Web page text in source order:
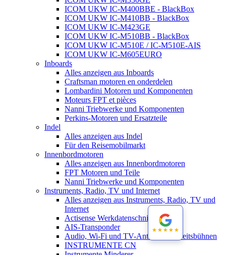
ICOM UKW IC-M400BBE - BlackBox
ICOM UKW IC-M410BB - BlackBox
ICOM UKW IC-M423GE
ICOM UKW IC-M510BB - BlackBox
ICOM UKW IC-M510E / IC-M510E-AIS
ICOM UKW IC-M605EURO
Inboards
Alles anzeigen aus Inboards
Craftsman motoren en onderdelen
Lombardini Motoren und Komponenten
Moteurs FPT et pièces
Nanni Triebwerke und Komponenten
Perkins-Motoren und Ersatzteile
Indel
Alles anzeigen aus Indel
Für den Reisemobilmarkt
Innenbordmotoren
Alles anzeigen aus Innenbordmotoren
FPT Motoren und Teile
Nanni Triebwerke und Komponenten
Instruments, Radio, TV und Internet
Alles anzeigen aus Instruments, Radio, TV und
Internet
Actisense Werkdatenschnitt
AIS-Transponder
Audio, Wi-Fi und TV-Antennen-Arbeitsbühnen
INSTRUMENTE CN
★★★★★
★★★★★